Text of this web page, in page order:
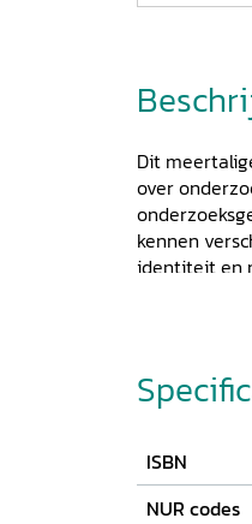
Dit
over
kennen
identiteit en
Michiel
van Dijk en
ISBN
NUR codes